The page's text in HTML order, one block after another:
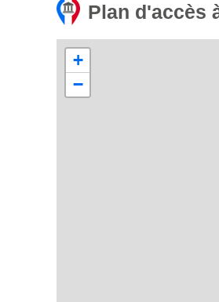
Plan d'accès
+
−